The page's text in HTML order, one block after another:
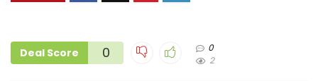
Deal Score 0
0
2